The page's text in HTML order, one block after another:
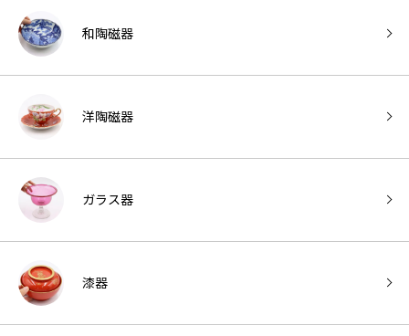
和陶磁器
洋陶磁器
ガラス器
漆器